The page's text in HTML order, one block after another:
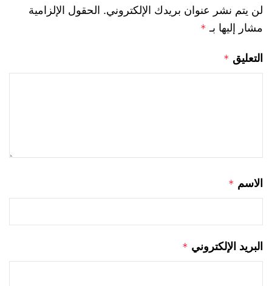
لن يتم نشر عنوان بريدك الإلكتروني. الحقول الإلزامية
مشار إليها بـ *
التعليق *
الاسم *
البريد الإلكتروني *